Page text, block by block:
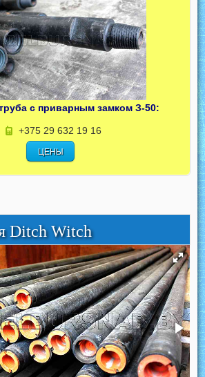
с приварным замком З-50:
+375 29 632 19 16
ЦЕНЫ
Ditch Witch